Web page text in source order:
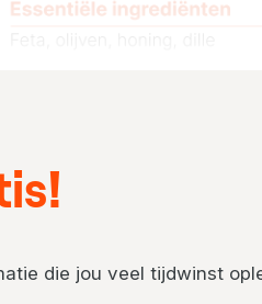
die jou veel tijdwinst